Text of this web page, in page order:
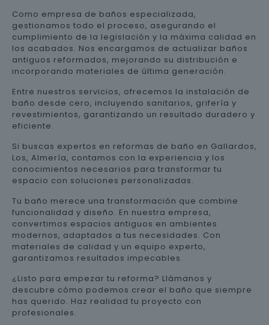
Como empresa de baños especializada,
gestionamos todo el proceso, asegurando el
cumplimiento de la legislación y la máxima calidad en
los acabados. Nos encargamos de actualizar baños
antiguos reformados, mejorando su distribución e
incorporando materiales de última generación.
Entre nuestros servicios, ofrecemos la instalación de
baño desde cero, incluyendo sanitarios, grifería y
revestimientos, garantizando un resultado duradero y
eficiente.
Si buscas expertos en reformas de baño en Gallardos,
Los, Almería, contamos con la experiencia y los
conocimientos necesarios para transformar tu
espacio con soluciones personalizadas.
Tu baño merece una transformación que combine
funcionalidad y diseño. En nuestra empresa,
convertimos espacios antiguos en ambientes
modernos, adaptados a tus necesidades. Con
materiales de calidad y un equipo experto,
garantizamos resultados impecables.
¿Listo para empezar tu reforma? Llámanos y
descubre cómo podemos crear el baño que siempre
has querido. Haz realidad tu proyecto con
profesionales.